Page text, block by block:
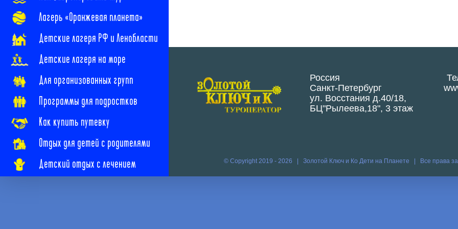
Лагерь «Оранжевая планета»
Детские лагеря РФ и Ленобласти
Детские лагеря на море
Для организованных групп
Программы для подростков
Как купить путевку
Отдых для детей с родителями
Детский отдых с лечением
Россия
Санкт-Петербург
ул. Восстания д.40/18,
БЦ"Рылеева,18", 3 этаж
© Copyright 2019 - 2026 | Золотой Ключ и Ко Дети на Планете | Все права